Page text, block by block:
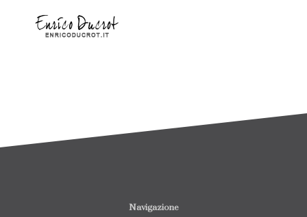
Navigazione